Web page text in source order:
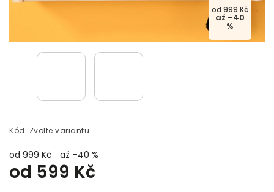
od 999 Kč
až –40
%
Kód: Zvolte variantu
od 999 Kč až –40 %
od 599 Kč